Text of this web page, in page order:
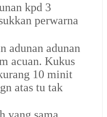
kpd 3
perwarna
adunan adunan
acuan. Kukus
10 minit
atas tu tak